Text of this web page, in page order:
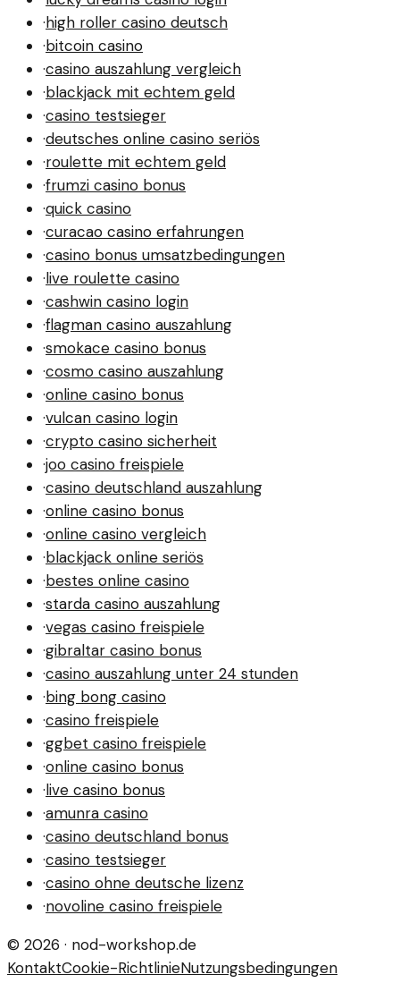
·high roller casino deutsch
·bitcoin casino
·casino auszahlung vergleich
·blackjack mit echtem geld
·casino testsieger
·deutsches online casino seriös
·roulette mit echtem geld
·frumzi casino bonus
·quick casino
·curacao casino erfahrungen
·casino bonus umsatzbedingungen
·live roulette casino
·cashwin casino login
·flagman casino auszahlung
·smokace casino bonus
·cosmo casino auszahlung
·online casino bonus
·vulcan casino login
·crypto casino sicherheit
·joo casino freispiele
·casino deutschland auszahlung
·online casino bonus
·online casino vergleich
·blackjack online seriös
·bestes online casino
·starda casino auszahlung
·vegas casino freispiele
·gibraltar casino bonus
·casino auszahlung unter 24 stunden
·bing bong casino
·casino freispiele
·ggbet casino freispiele
·online casino bonus
·live casino bonus
·amunra casino
·casino deutschland bonus
·casino testsieger
·casino ohne deutsche lizenz
·novoline casino freispiele
© 2026 · nod-workshop.de
KontaktCookie-RichtlinieNutzungsbedingungen